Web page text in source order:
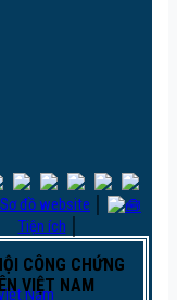
đồ website
Tiện ích
CÔNG CHỨNG
VIỆT NAM